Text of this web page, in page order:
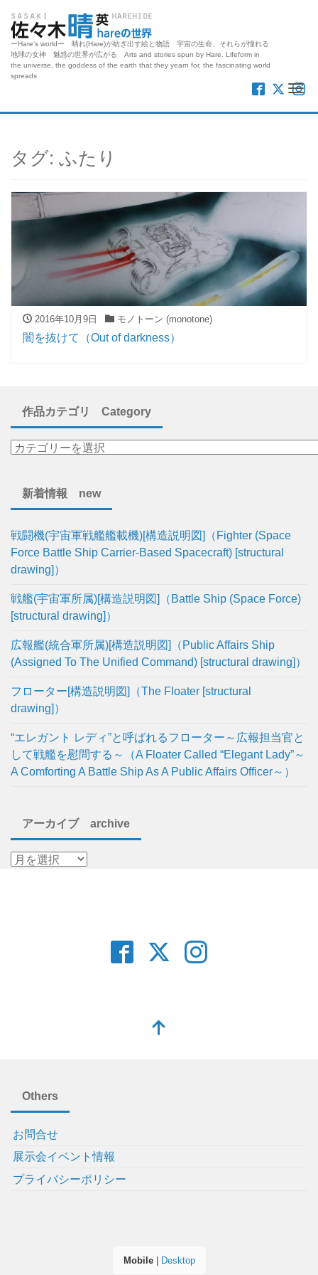
ーHare's worldー 晴れ(Hare)が紡ぎ出す絵と物語 宇宙の生命、それらが憧れる
地球の女神 魅惑の世界が広がる Arts and stories spun by Hare. Lifeform in
the universe, the goddess of the earth that they yearn for, the fascinating world
spreads
タグ: ふたり
2016年10月9日 モノトーン (monotone)
闇を抜けて（Out of darkness）
作品カテゴリ Category
新着情報 new
戦闘機(宇宙軍戦艦艦載機)[構造説明図]（Fighter (Space
Force Battle Ship Carrier-Based Spacecraft) [structural
drawing]）
戦艦(宇宙軍所属)[構造説明図]（Battle Ship (Space Force)
[structural drawing]）
広報艦(統合軍所属)[構造説明図]（Public Affairs Ship
(Assigned To The Unified Command) [structural drawing]）
フローター[構造説明図]（The Floater [structural
drawing]）
“エレガント レディ”と呼ばれるフローター～広報担当官と
して戦艦を慰問する～（A Floater Called “Elegant Lady”～
A Comforting A Battle Ship As A Public Affairs Officer～）
アーカイブ archive
Others
お問合せ
展示会イベント情報
プライバシーポリシー
Mobile| Desktop